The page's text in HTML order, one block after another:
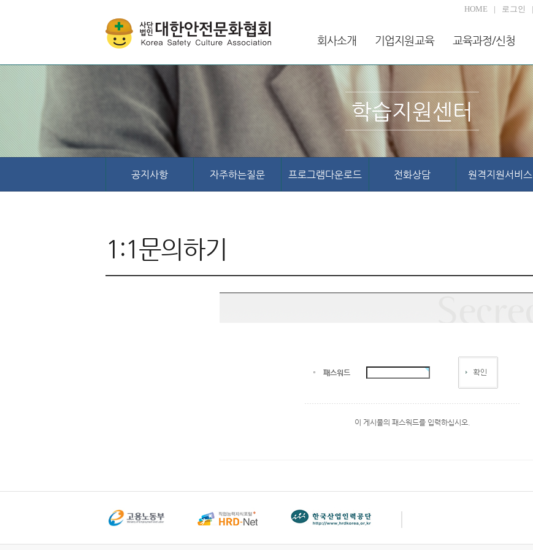
HOME 로그인
회사소개 기업지원교육 교육과정/신청
학습지원센터
공지사항 자주하는질문 프로그램다운로드 전화상담 원격지원서비스
1:1문의하기
패스워드
이 게시물의 패스워드를 입력하십시오.